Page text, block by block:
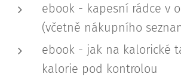
ebook - kapesní rádce v
(včetně nákupního
ebook - jak na kalorické
kalorie pod kontrolou